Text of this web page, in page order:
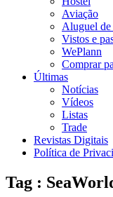
Aviação
Aluguel de
Vistos e
WePlann
Comprar
Últimas
Notícias
Vídeos
Listas
Trade
Revistas Digitais
Política de
Tag :